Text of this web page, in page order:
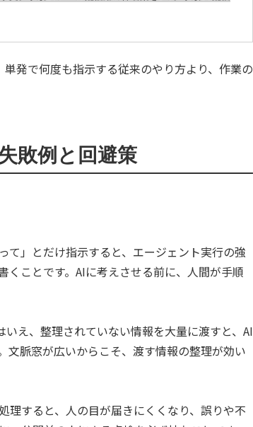
発で何度も指示する従来のやり方より、作業の
敗例と回避策
て」とだけ指示すると、エージェント実行の強
ことです。AIに考えさせる前に、人間が手順
え、整理されていない情報を大量に渡すと、AI
文脈窓が広いからこそ、渡す情報の整理が効い
理すると、人の目が届きにくくなり、誤りや不